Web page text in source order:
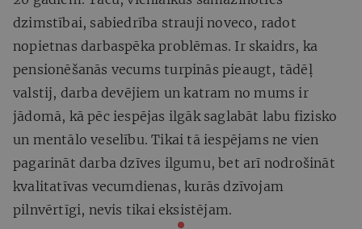
dzimstībai, sabiedrība strauji noveco, radot
nopietnas darbaspēka problēmas. Ir skaidrs, ka
pensionēšanās vecums turpinās pieaugt, tādēļ
valstij, darba devējiem un katram no mums ir
jādomā, kā pēc iespējas ilgāk saglabāt labu fizisko
un mentālo veselību. Tikai tā iespējams ne vien
pagarināt darba dzīves ilgumu, bet arī nodrošināt
kvalitatīvas vecumdienas, kurās dzīvojam
pilnvērtīgi, nevis tikai eksistējam.